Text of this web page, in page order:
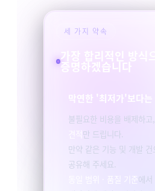
세 가지 약속
가장 합리적인 방식
증명하겠습니다
막연한 '최저가'보다는
불필요한 비용을 배제하
견적만 드립니다.
만약 같은 기능 및 개발
공유해 주세요.
동일 범위 · 품질 기준 에서